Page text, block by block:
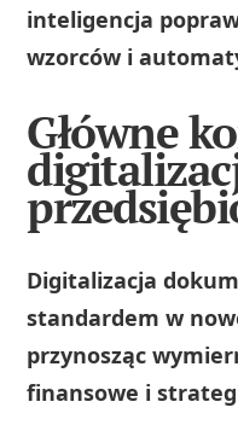
inteligencja
wzorców i
Główne
Digitalizacja
standardem w
przynosząc
finansowe i